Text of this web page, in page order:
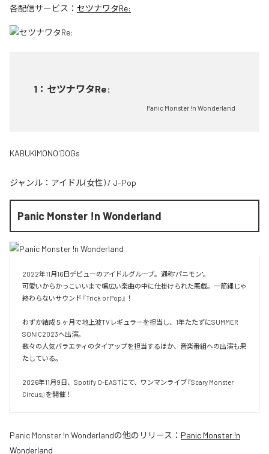
各配信サービス： セツナワタRe:
1 ： セツナワタRe:
Panic Monster !n Wonderland
KABUKIMONO'DOGs
ジャンル： アイドル(女性) / J-Pop
Panic Monster !n Wonderland
2022年11月16日デビューのアイドルグループ。通称"パニモン"。
可愛いからかっこいいまで幅広い楽曲の中に仕掛けられた悪戯。一筋縄じゃ
終わらないサウンド『Trick or Pop』！
わずか結成５ヶ月で地上波TVレギュラーを担当し、1年たたずにSUMMER
SONIC2023へ出演。
数々の人気バラエティのタイアップを担当するほか、音楽番組への出演も果
たしている。
2026年11月9日、Spotify O-EASTにて、ワンマンライブ『Scary Monster
Circus』を開催！
Panic Monster !n Wonderlandの他のリリース： Panic Monster !n
Wonderland